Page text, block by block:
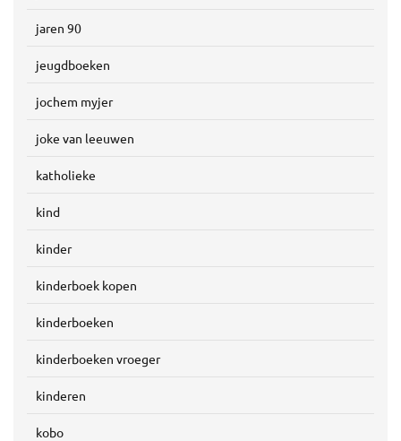
jaren 90
jeugdboeken
jochem myjer
joke van leeuwen
katholieke
kind
kinder
kinderboek kopen
kinderboeken
kinderboeken vroeger
kinderen
kobo